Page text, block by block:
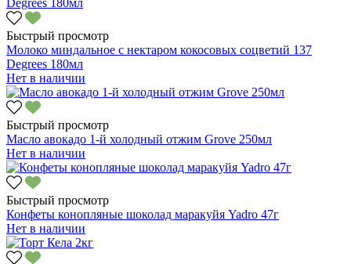
Быстрый просмотр
Молоко миндальное с нектаром кокосовых соцветий 137
Degrees 180мл
Нет в наличии
Быстрый просмотр
Масло авокадо 1-й холодный отжим Grove 250мл
Нет в наличии
Быстрый просмотр
Конфеты конопляные шоколад маракуйя Yadro 47г
Нет в наличии